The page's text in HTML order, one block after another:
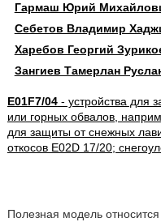
Гармаш Юрий
Себетов Владимир
Харебов Георгий
Зангиев Тамерлан
E01F7/04- устройства для
или горных обвалов,
для защиты от снежных
откосов E02D 17/20;
Полезная модель